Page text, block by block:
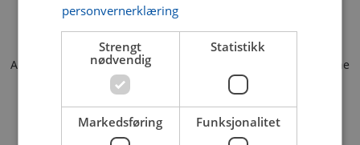
Application error: a client-side exception has occurred (see the
browser console for more information).
personvernerklæring
Strengt
nødvendig
Statistikk
Markedsføring Funksjonalitet